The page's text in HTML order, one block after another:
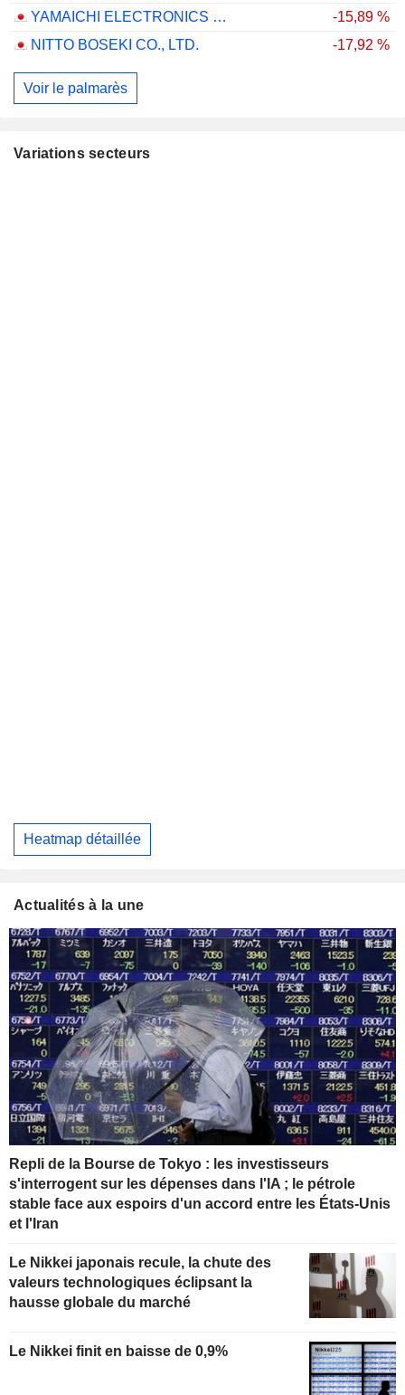
YAMAICHI ELECTRONICS CO.,LTD.
-15,89 %
NITTO BOSEKI CO., LTD.
-17,92 %
Voir le palmarès
Variations secteurs
Heatmap détaillée
Actualités à la une
Repli de la Bourse de Tokyo : les investisseurs
s'interrogent sur les dépenses dans l'IA ; le pétrole
stable face aux espoirs d'un accord entre les États-Unis
et l'Iran
Le Nikkei japonais recule, la chute des
valeurs technologiques éclipsant la
hausse globale du marché
Le Nikkei finit en baisse de 0,9%